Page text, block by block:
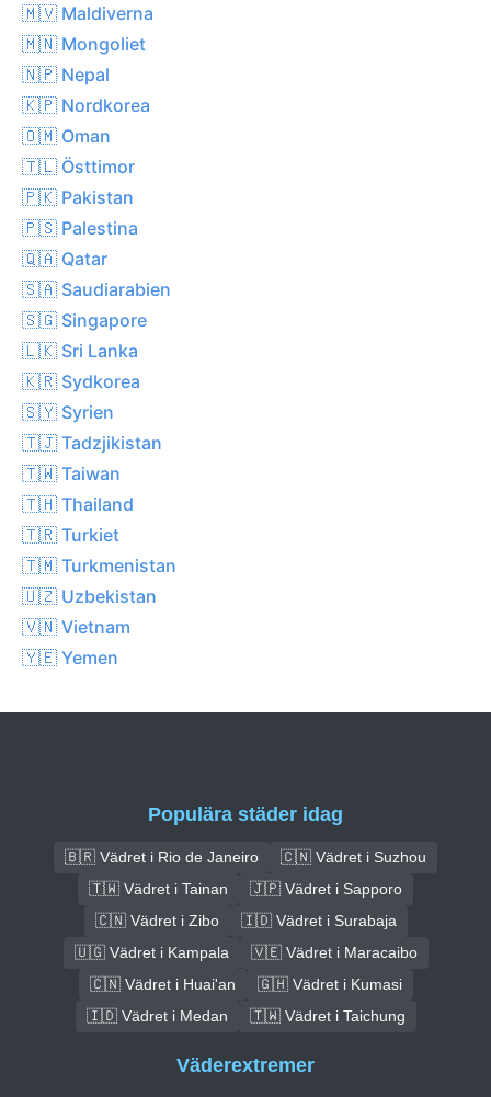
🇲🇻 Maldiverna
🇲🇳 Mongoliet
🇳🇵 Nepal
🇰🇵 Nordkorea
🇴🇲 Oman
🇹🇱 Östtimor
🇵🇰 Pakistan
🇵🇸 Palestina
🇶🇦 Qatar
🇸🇦 Saudiarabien
🇸🇬 Singapore
🇱🇰 Sri Lanka
🇰🇷 Sydkorea
🇸🇾 Syrien
🇹🇯 Tadzjikistan
🇹🇼 Taiwan
🇹🇭 Thailand
🇹🇷 Turkiet
🇹🇲 Turkmenistan
🇺🇿 Uzbekistan
🇻🇳 Vietnam
🇾🇪 Yemen
Populära städer idag
🇧🇷 Vädret i Rio de Janeiro
🇨🇳 Vädret i Suzhou
🇹🇼 Vädret i Tainan
🇯🇵 Vädret i Sapporo
🇨🇳 Vädret i Zibo
🇮🇩 Vädret i Surabaja
🇺🇬 Vädret i Kampala
🇻🇪 Vädret i Maracaibo
🇨🇳 Vädret i Huai'an
🇬🇭 Vädret i Kumasi
🇮🇩 Vädret i Medan
🇹🇼 Vädret i Taichung
Väderextremer